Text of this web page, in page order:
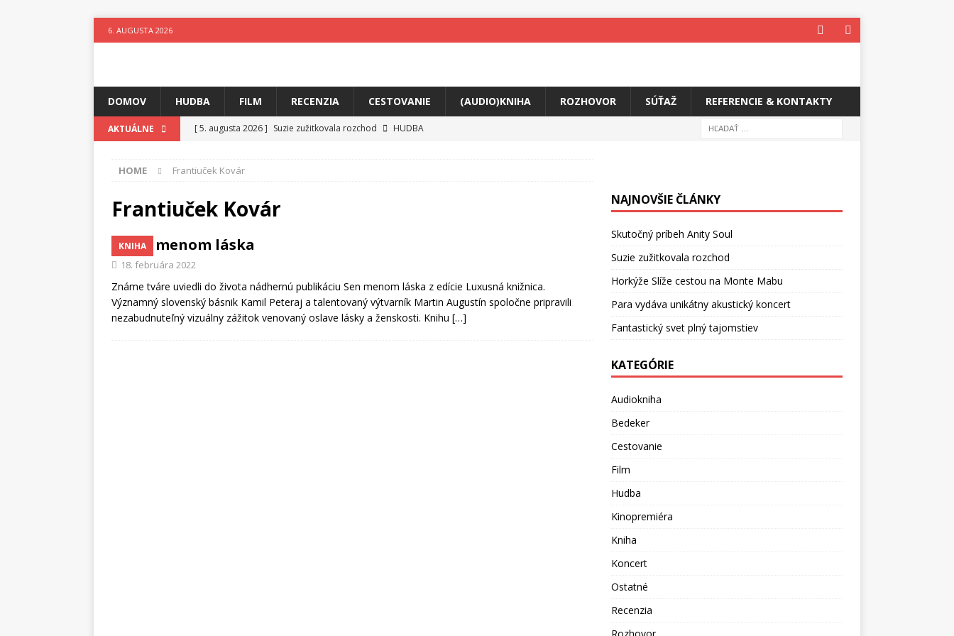
6. AUGUSTA 2026
DOMOV HUDBA FILM RECENZIA CESTOVANIE (AUDIO)KNIHA ROZHOVOR SÚŤAŽ REFERENCIE & KONTAKTY
AKTUÁLNE [ 5. augusta 2026 ] Suzie zužitkovala rozchod
HUDBA
[ 3. augusta 2026 ]
[ 3. augusta 2026 ]
[ 1. augusta 2026 ]
HOME Frantiuček Kovár
Frantiuček Kovár
KNIHA
Sen menom láska
18. februára 2022
Známe tváre uviedli do života nádhernú publikáciu Sen menom láska z edície Luxusná knižnica.
Významný slovenský básnik Kamil Peteraj a talentovaný výtvarník Martin Augustín spoločne pripravili
nezabudnuteľný vizuálny zážitok venovaný oslave lásky a ženskosti. Knihu […]
NAJNOVŠIE ČLÁNKY
Skutočný príbeh Anity Soul
Suzie zužitkovala rozchod
Horkýže Slíže cestou na Monte Mabu
Para vydáva unikátny akustický koncert
Fantastický svet plný tajomstiev
KATEGÓRIE
Audiokniha
Bedeker
Cestovanie
Film
Hudba
Kinopremiéra
Kniha
Koncert
Ostatné
Recenzia